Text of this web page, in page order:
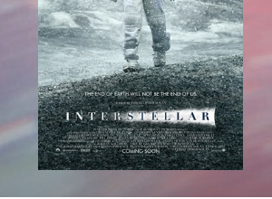
Мероприятия
Новости
Подарки